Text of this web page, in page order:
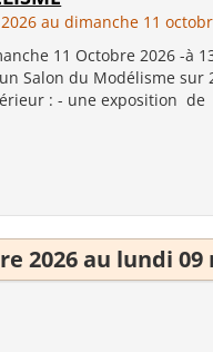
au dimanche 11
11 Octobre 2026 -à
Salon du Modélisme sur
: - une exposition de
2026 au lundi 09